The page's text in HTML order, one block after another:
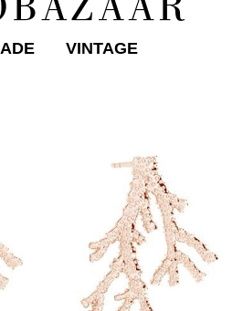
VINTAGE